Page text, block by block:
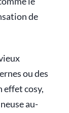
de
ou des
effet cosy,
au-